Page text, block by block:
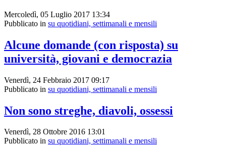
Mercoledì, 05 Luglio 2017 13:34
Pubblicato in su quotidiani, settimanali e mensili
Alcune domande (con risposta) su
università, giovani e democrazia
Venerdì, 24 Febbraio 2017 09:17
Pubblicato in su quotidiani, settimanali e mensili
Non sono streghe, diavoli, ossessi
Venerdì, 28 Ottobre 2016 13:01
Pubblicato in su quotidiani, settimanali e mensili